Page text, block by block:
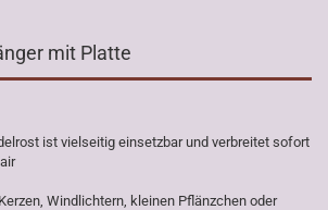
mit Platte
ist vielseitig einsetzbar und verbreitet sofort
Windlichtern, kleinen Pflänzchen oder